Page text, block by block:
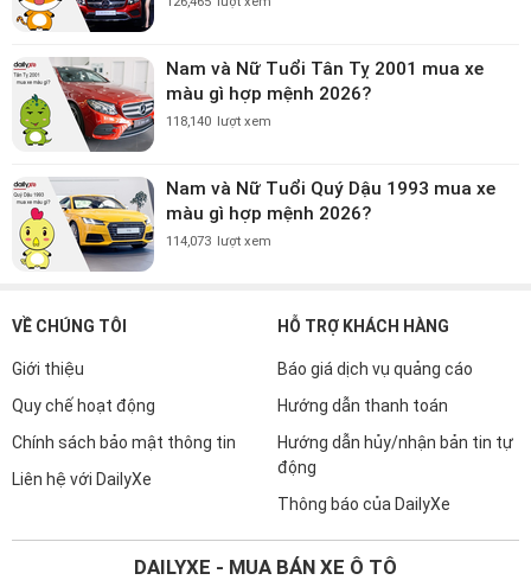
Nam và Nữ Tuổi Tân Tỵ 2001 mua xe
màu gì hợp mệnh 2026?
118,140 lượt xem
Nam và Nữ Tuổi Quý Dậu 1993 mua xe
màu gì hợp mệnh 2026?
114,073 lượt xem
VỀ CHÚNG TÔI
Giới thiệu
Quy chế hoạt động
Chính sách bảo mật thông tin
Liên hệ với DailyXe
HỖ TRỢ KHÁCH HÀNG
Báo giá dịch vụ quảng cáo
Hướng dẫn thanh toán
Hướng dẫn hủy/nhận bản tin tự
động
Thông báo của DailyXe
DAILYXE - MUA BÁN XE Ô TÔ